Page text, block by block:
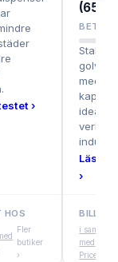
›
HOS
Fler
butiker
›
BETYG
Stabil
med
Läs
›
i
med